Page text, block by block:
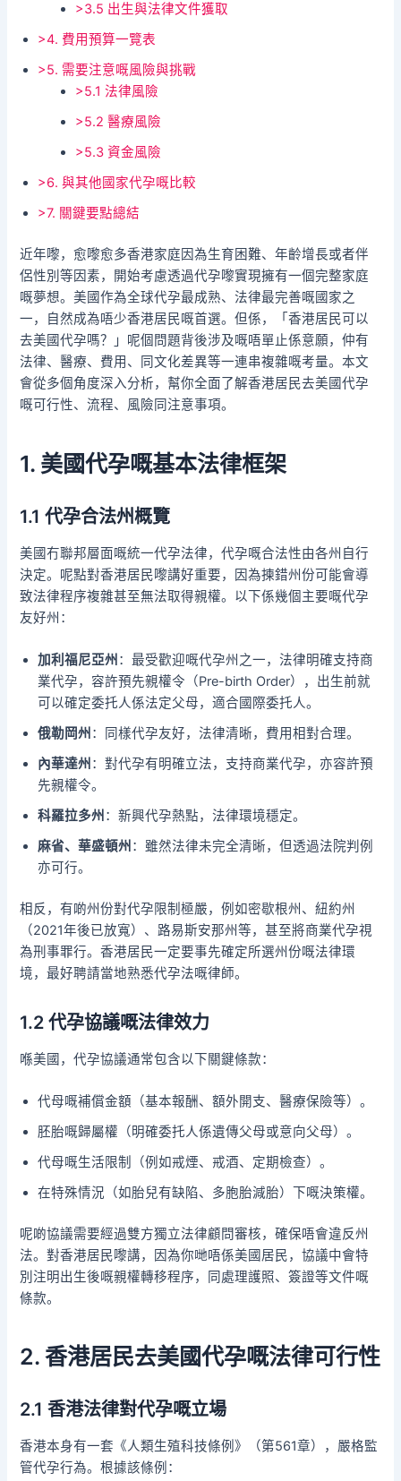
>3.5 出生與法律文件獲取
>4. 費用預算一覽表
>5. 需要注意嘅風險與挑戰
>5.1 法律風險
>5.2 醫療風險
>5.3 資金風險
>6. 與其他國家代孕嘅比較
>7. 關鍵要點總結
近年嚟，愈嚟愈多香港家庭因為生育困難、年齡增長或者伴
侶性別等因素，開始考慮透過代孕嚟實現擁有一個完整家庭
嘅夢想。美國作為全球代孕最成熟、法律最完善嘅國家之
一，自然成為唔少香港居民嘅首選。但係，「香港居民可以
去美國代孕嗎？」呢個問題背後涉及嘅唔單止係意願，仲有
法律、醫療、費用、同文化差異等一連串複雜嘅考量。本文
會從多個角度深入分析，幫你全面了解香港居民去美國代孕
嘅可行性、流程、風險同注意事項。
1. 美國代孕嘅基本法律框架
1.1 代孕合法州概覽
美國冇聯邦層面嘅統一代孕法律，代孕嘅合法性由各州自行
決定。呢點對香港居民嚟講好重要，因為揀錯州份可能會導
致法律程序複雜甚至無法取得親權。以下係幾個主要嘅代孕
友好州：
加利福尼亞州 ：最受歡迎嘅代孕州之一，法律明確支持商
業代孕，容許預先親權令（Pre-birth Order），出生前就
可以確定委托人係法定父母，適合國際委托人。
俄勒岡州 ：同樣代孕友好，法律清晰，費用相對合理。
內華達州 ：對代孕有明確立法，支持商業代孕，亦容許預
先親權令。
科羅拉多州 ：新興代孕熱點，法律環境穩定。
麻省、華盛頓州 ：雖然法律未完全清晰，但透過法院判例
亦可行。
相反，有啲州份對代孕限制極嚴，例如密歇根州、紐約州
（2021年後已放寬）、路易斯安那州等，甚至將商業代孕視
為刑事罪行。香港居民一定要事先確定所選州份嘅法律環
境，最好聘請當地熟悉代孕法嘅律師。
1.2 代孕協議嘅法律效力
喺美國，代孕協議通常包含以下關鍵條款：
代母嘅補償金額（基本報酬、額外開支、醫療保險等）。
胚胎嘅歸屬權（明確委托人係遺傳父母或意向父母）。
代母嘅生活限制（例如戒煙、戒酒、定期檢查）。
在特殊情況（如胎兒有缺陷、多胞胎減胎）下嘅決策權。
呢啲協議需要經過雙方獨立法律顧問審核，確保唔會違反州
法。對香港居民嚟講，因為你哋唔係美國居民，協議中會特
別注明出生後嘅親權轉移程序，同處理護照、簽證等文件嘅
條款。
2. 香港居民去美國代孕嘅法律可行性
2.1 香港法律對代孕嘅立場
香港本身有一套《人類生殖科技條例》（第561章），嚴格監
管代孕行為。根據該條例：